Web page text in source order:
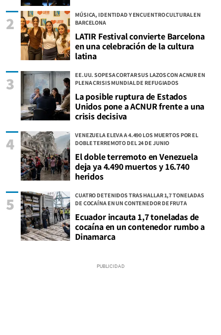
MÚSICA, IDENTIDAD Y ENCUENTRO CULTURAL EN
BARCELONA
LATIR Festival convierte Barcelona
en una celebración de la cultura
latina
2
EE.UU. SOPESA CORTAR SUS LAZOS CON ACNUR EN
PLENA CRISIS MUNDIAL DE REFUGIADOS
La posible ruptura de Estados
Unidos pone a ACNUR frente a una
crisis decisiva
3
VENEZUELA ELEVA A 4.490 LOS MUERTOS POR EL
DOBLE TERREMOTO DEL 24 DE JUNIO
El doble terremoto en Venezuela
deja ya 4.490 muertos y 16.740
heridos
4
CUATRO DETENIDOS TRAS HALLAR 1,7 TONELADAS
DE COCAÍNA EN UN CONTENEDOR DE FRUTA
Ecuador incauta 1,7 toneladas de
cocaína en un contenedor rumbo a
Dinamarca
5